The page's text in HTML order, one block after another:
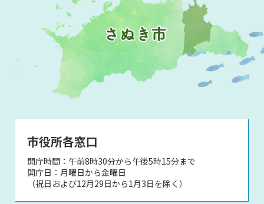
市役所各窓口
開庁時間：午前8時30分から午後5時15分まで
開庁日：月曜日から金曜日
（祝日および12月29日から1月3日を除く）